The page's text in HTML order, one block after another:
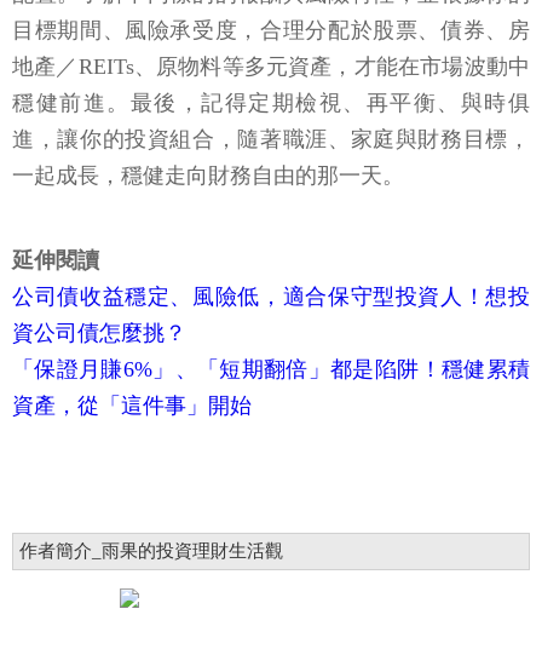
目標期間、風險承受度，合理分配於股票、債券、房
地產／REITs、原物料等多元資產，才能在市場波動中
穩健前進。最後，記得定期檢視、再平衡、與時俱
進，讓你的投資組合，隨著職涯、家庭與財務目標，
一起成長，穩健走向財務自由的那一天。
延伸閱讀
公司債收益穩定、風險低，適合保守型投資人！想投
資公司債怎麼挑？
「保證月賺6%」、「短期翻倍」都是陷阱！穩健累積
資產，從「這件事」開始
作者簡介_雨果的投資理財生活觀